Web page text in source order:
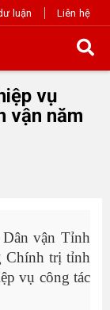
luận Liên hệ
vụ
vận năm
vận Tỉnh
Chính trị tỉnh
vụ công tác